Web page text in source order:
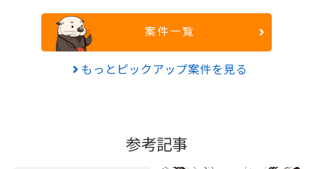
案件一覧
もっとピックアップ案件を見る
参考記事